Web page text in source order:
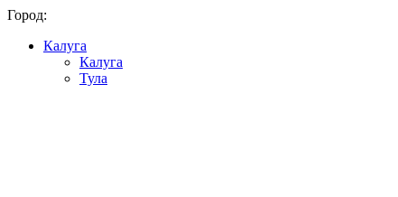
Город:
Калуга
Калуга
Тула